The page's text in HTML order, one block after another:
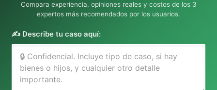
Compara experiencia, opiniones reales y costos de los 3
expertos más recomendados por los usuarios.
✍️ Describe tu caso aquí: